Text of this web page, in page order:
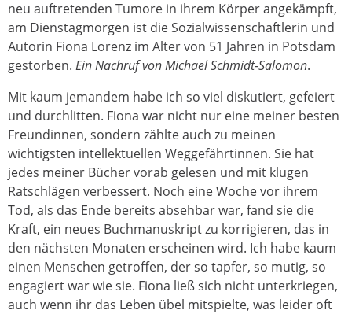
neu auftretenden Tumore in ihrem Körper angekämpft,
am Dienstagmorgen ist die Sozialwissenschaftlerin und
Autorin Fiona Lorenz im Alter von 51 Jahren in Potsdam
gestorben. Ein Nachruf von Michael Schmidt-Salomon.
Mit kaum jemandem habe ich so viel diskutiert, gefeiert
und durchlitten. Fiona war nicht nur eine meiner besten
Freundinnen, sondern zählte auch zu meinen
wichtigsten intellektuellen Weggefährtinnen. Sie hat
jedes meiner Bücher vorab gelesen und mit klugen
Ratschlägen verbessert. Noch eine Woche vor ihrem
Tod, als das Ende bereits absehbar war, fand sie die
Kraft, ein neues Buchmanuskript zu korrigieren, das in
den nächsten Monaten erscheinen wird. Ich habe kaum
einen Menschen getroffen, der so tapfer, so mutig, so
engagiert war wie sie. Fiona ließ sich nicht unterkriegen,
auch wenn ihr das Leben übel mitspielte, was leider oft